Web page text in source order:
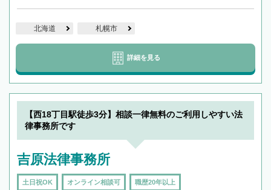
北海道 札幌市
詳細を見る
【西18丁目駅徒歩3分】相談一律無料のご利用しやすい法
律事務所です
吉原法律事務所
土日祝OK オンライン相談可 職歴20年以上